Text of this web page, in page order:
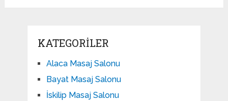
KATEGORILER
Alaca Masaj Salonu
Bayat Masaj Salonu
İskilip Masaj Salonu